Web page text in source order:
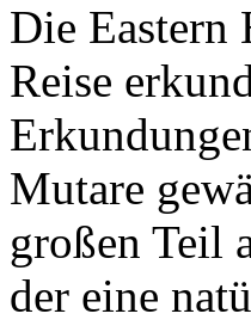
Die Eastern
Reise
Mutare
großen Teil
der eine